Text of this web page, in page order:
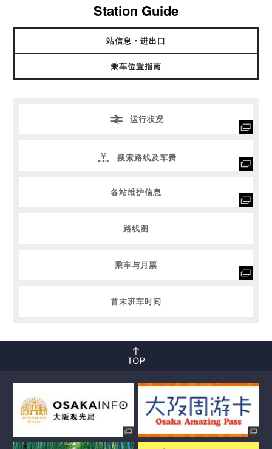
Station Guide
站信息・进出口
乘车位置指南
运行状况
搜索路线及车费
各站维护信息
路线图
乘车与月票
首末班车时间